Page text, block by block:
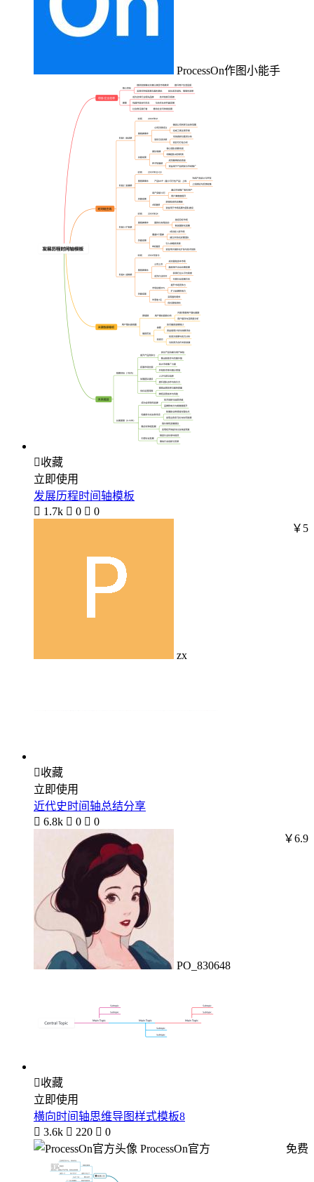
ProcessOn作图小能手
收藏
立即使用
发展历程时间轴模板
 1.7k  0  0
zx
￥5
收藏
立即使用
近代史时间轴总结分享
 6.8k  0  0
PO_830648
￥6.9
收藏
立即使用
横向时间轴思维导图样式模板8
 3.6k  220  0
ProcessOn官方
免费